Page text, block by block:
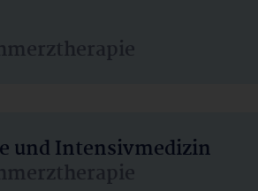
und Intensivmedizin